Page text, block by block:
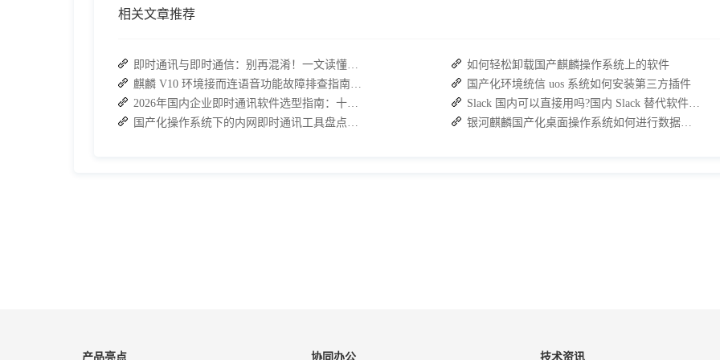
相关文章推荐
即时通讯与即时通信：别再混淆！一文读懂差异，接而连适配企业协作需求
麒麟 V10 环境接而连语音功能故障排查指南：快速恢复高效协作
2026年国内企业即时通讯软件选型指南：十大主流平台深度盘点
国产化操作系统下的内网即时通讯工具盘点：安全与高效的双重亮点
如何轻松卸载国产麒麟操作系统上的软件
国产化环境统信 uos 系统如何安装第三方插件
Slack 国内可以直接用吗?国内 Slack 替代软件推荐
银河麒麟国产化桌面操作系统如何进行数据盘磁盘的分区管理
产品亮点 协同办公 技术资讯